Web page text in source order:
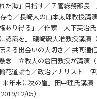
た海」目指す／７管総務部長
も／長崎大の山本太郎教授講
あり得る」／作家 大下英治
識を」 礒崎慶大准教授講演
る出会いの大切さ／ 共同通
念 立教大の倉田教授が講演
花道論も／政治アナリスト
年末に次の崖」田中理氏講演
12/05）